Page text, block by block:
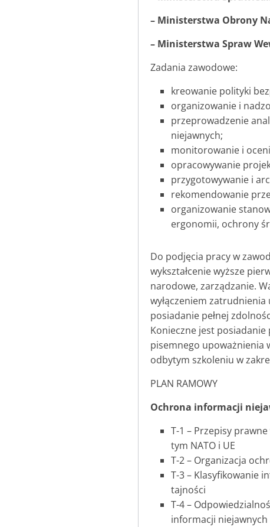
– Ministerstwa Obrony
– Ministerstwa Spraw
Zadania zawodowe:
kreowanie polityki
organizowanie i
przeprowadzenie
niejawnych;
monitorowanie i
opracowywanie
przygotowywanie i
rekomendowanie
organizowanie
ergonomii, ochrony
Do podjęcia pracy w
wykształcenie wyższe
narodowe, zarządzanie.
wyłączeniem
posiadanie pełnej
Konieczne jest posiadanie
pisemnego upoważnienia
odbytym szkoleniu w
PLAN RAMOWY
Ochrona informacji
T-1 – Przepisy
tym NATO i UE
T-2 – Organizacja
T-3 – Klasyfikowanie
tajności
T-4 –
informacji niejawnych